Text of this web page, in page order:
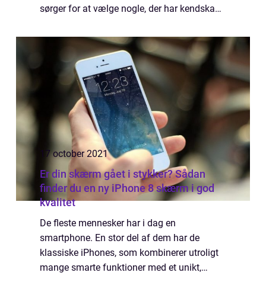
sørger for at vælge nogle, der har kendskab
på at kunne få kompetente og ...
17 october 2021
Er din skærm gået i stykker? Sådan
finder du en ny iPhone 8 skærm i god
kvalitet
De fleste mennesker har i dag en
smartphone. En stor del af dem har de
klassiske iPhones, som kombinerer utroligt
mange smarte funktioner med et unikt,